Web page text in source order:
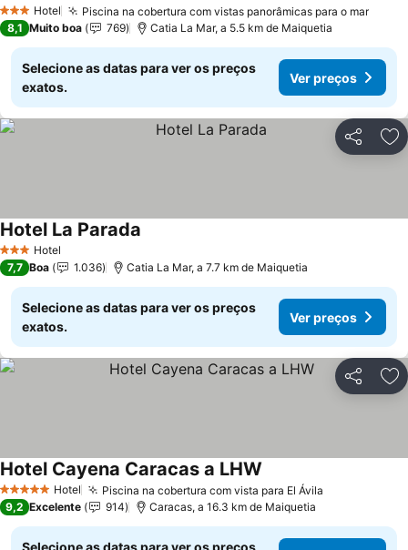
3 EstrelasHotel Piscina na cobertura com vistas panorâmicas para o mar
8,1 Muito boa 769 Catia La Mar, a 5.5 km de Maiquetia
Selecione as datas para ver os preços
exatos.
Ver preços
Partilhar
3 EstrelasHotel
Hotel La Parada
7,7 Boa 1.036 Catia La Mar, a 7.7 km de Maiquetia
Selecione as datas para ver os preços
exatos.
Ver preços
Partilhar
5 Estrelas Hotel Piscina na cobertura com vista para El Ávila
Hotel Cayena Caracas a LHW
9,2 Excelente 914 Caracas, a 16.3 km de Maiquetia
Selecione as datas para ver os preços